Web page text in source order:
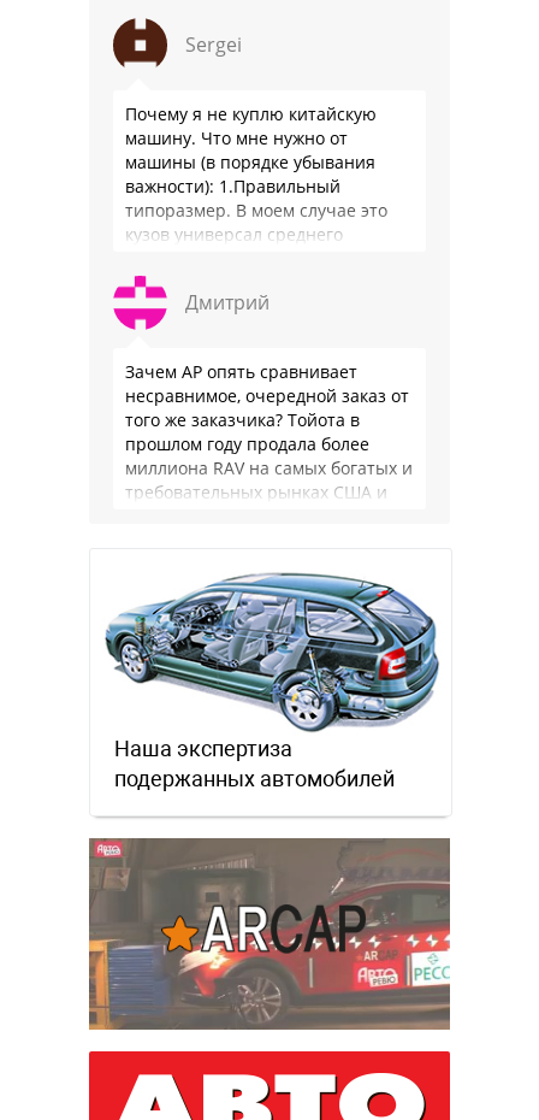
Sergei
Почему я не куплю китайскую
машину. Что мне нужно от
машины (в порядке убывания
важности): 1.Правильный
типоразмер. В моем случае это
кузов универсал среднего
быть уверенным, что она меня
везде довезет и …
Дмитрий
Зачем АР опять сравнивает
несравнимое, очередной заказ от
того же заказчика? Тойота в
прошлом году продала более
миллиона RAV на самых богатых и
требовательных рынках США и
Наша экспертиза
подержанных автомобилей